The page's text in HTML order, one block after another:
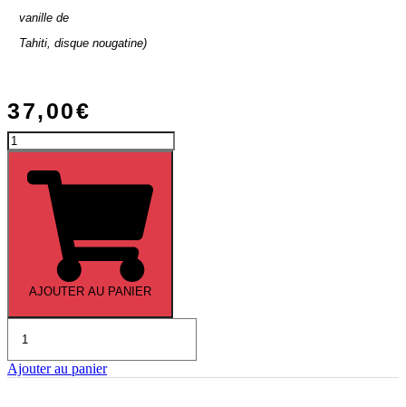
vanille de
Tahiti, disque nougatine)
37,00€
quantité
de
Menu
Prestige
AJOUTER AU PANIER
Menu
«
Ajouter au panier